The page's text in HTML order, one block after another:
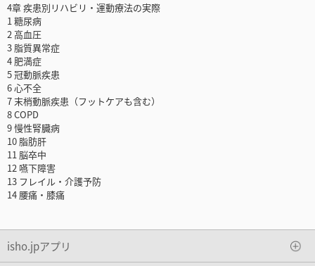
4章 疾患別リハビリ・運動療法の実際
1 糖尿病
2 高血圧
3 脂質異常症
4 肥満症
5 冠動脈疾患
6 心不全
7 末梢動脈疾患（フットケアも含む）
8 COPD
9 慢性腎臓病
10 脂肪肝
11 脳卒中
12 嚥下障害
13 フレイル・介護予防
14 腰痛・膝痛
isho.jpアプリ